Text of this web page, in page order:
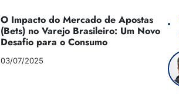
O Impacto do Mercado de Apostas
(Bets) no Varejo Brasileiro: Um Novo
Desafio para o Consumo
03/07/2025